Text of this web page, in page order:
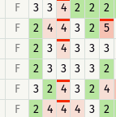
F 3 3 4 2 2
2
F 2 4 4 3 2
5
F 2 3 4 3 3
3
F 2 3 3 3 3
2
F 3 2 4 3 2
4
F 2 4 4 4 3
2